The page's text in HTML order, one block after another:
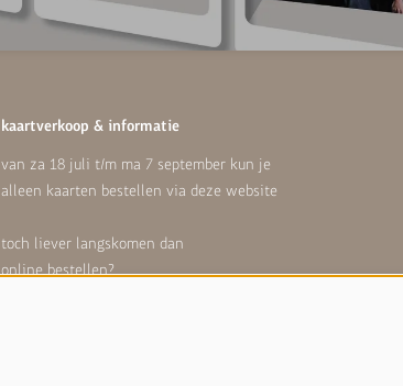
kaartverkoop & informatie
van za 18 juli t/m ma 7 september kun je
alleen kaarten bestellen via deze website
toch liever langskomen dan
online bestellen?